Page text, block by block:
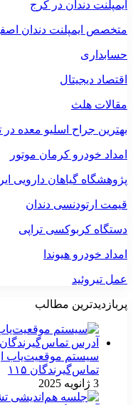
ایمپلنت دندان در کرج
متخصص ایمپلنت دندان
حسابداری
اقتصاد دیجیتال
مقالات هلث
بهترین جراح اسلیو معده در
امداد خودرو کرمان موتور
پژوهشگاه گیاهان دارویی
قیمت ارتودنسی دندان
دستگاه کربوکسی تراپی
امداد خودرو هیوندا
عمل تیروئید
پربازدیدترین مطالب
سیستم موقعیت‌یاب
تماس‌گیرندگان ۱۱۵
3 ژانویه 2025